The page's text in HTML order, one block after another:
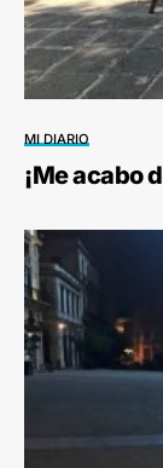
MI DIARIO
¡Me acabo